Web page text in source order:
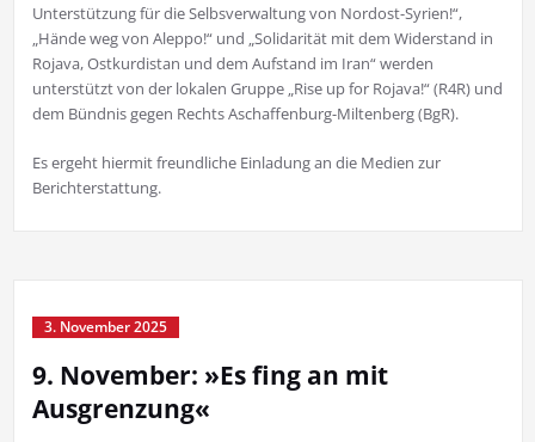
Unterstützung für die Selbsverwaltung von Nordost-Syrien!“,
„Hände weg von Aleppo!“ und „Solidarität mit dem Widerstand in
Rojava, Ostkurdistan und dem Aufstand im Iran“ werden
unterstützt von der lokalen Gruppe „Rise up for Rojava!“ (R4R) und
dem Bündnis gegen Rechts Aschaffenburg-Miltenberg (BgR).
Es ergeht hiermit freundliche Einladung an die Medien zur
Berichterstattung.
3. November 2025
9. November: »Es fing an mit
Ausgrenzung«